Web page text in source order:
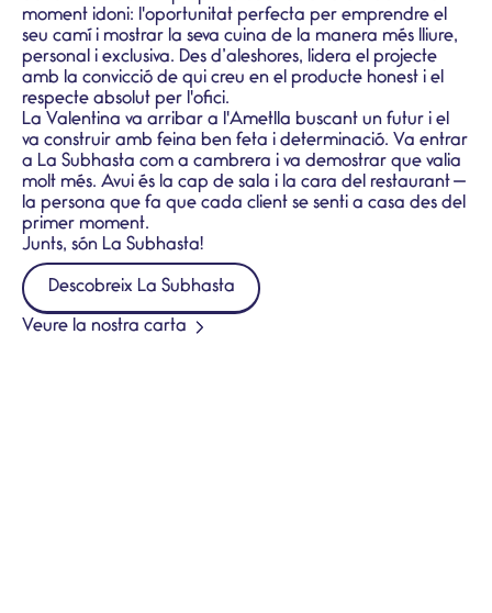
moment idoni: l'oportunitat perfecta per emprendre el
seu camí i mostrar la seva cuina de la manera més lliure,
personal i exclusiva. Des d’aleshores, lidera el projecte
amb la convicció de qui creu en el producte honest i el
respecte absolut per l'ofici.
La Valentina va arribar a l'Ametlla buscant un futur i el
va construir amb feina ben feta i determinació. Va entrar
a La Subhasta com a cambrera i va demostrar que valia
molt més. Avui és la cap de sala i la cara del restaurant —
la persona que fa que cada client se senti a casa des del
primer moment.
Junts, són La Subhasta!
Descobreix La Subhasta
Veure la nostra carta